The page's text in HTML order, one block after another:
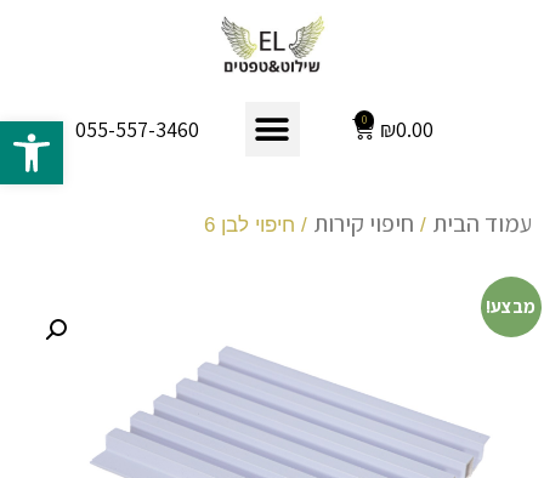
₪0.00
0
055-557-3460
עמוד הבית / חיפוי קירות / חיפוי לבן 6
מבצע!